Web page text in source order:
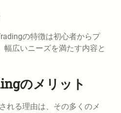
の特徴は初心者からプ
幅広いニーズを満たす内容と
のメリット
れる理由は、その多くのメ